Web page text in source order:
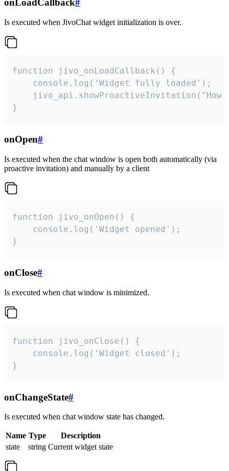
onLoadCallback#
Is executed when JivoChat widget initialization is over.
function jivo_onLoadCallback() {
    console.log('Widget fully loaded');
jivo_api.showProactiveInvitation("How
}
onOpen#
Is executed when the chat window is open both automatically (via
proactive invitation) and manually by a client
function jivo_onOpen() {
    console.log('Widget opened');
}
onClose#
Is executed when chat window is minimized.
function jivo_onClose() {
    console.log('Widget closed');
}
onChangeState#
Is executed when chat window state has changed.
Name Type
Description
state
string Current widget state